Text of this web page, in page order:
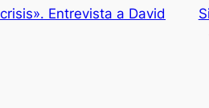
Entrevista a David